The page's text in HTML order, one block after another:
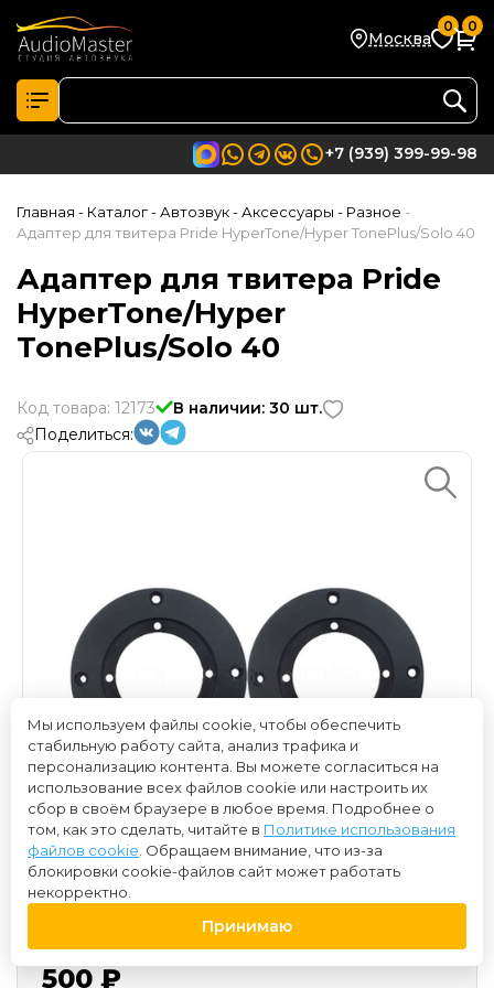
Москва
0 0
+7 (939) 399-99-98
Главная - Каталог- Автозвук- Аксессуары - Разное -
Адаптер для твитера Pride HyperTone/Hyper TonePlus/Solo 40
Адаптер для твитера Pride
HyperTone/Hyper
TonePlus/Solo 40
Код товара: 12173
В наличии: 30 шт.
Поделиться:
500 ₽
Мы используем файлы cookie, чтобы обеспечить
стабильную работу сайта, анализ трафика и
персонализацию контента. Вы можете согласиться на
использование всех файлов cookie или настроить их
сбор в своём браузере в любое время. Подробнее о
том, как это сделать, читайте в Политике использования
файлов cookie . Обращаем внимание, что из-за
блокировки cookie-файлов сайт может работать
некорректно.
Принимаю